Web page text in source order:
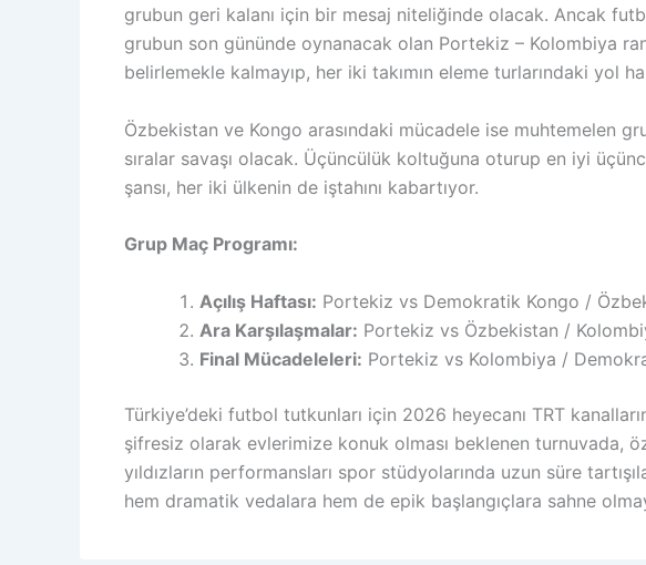
grubun geri kalanı için bir mesaj niteliğinde olacak. Ancak
grubun son gününde oynanacak olan Portekiz – Kolombiya
belirlemekle kalmayıp, her iki takımın eleme turlarındaki yol
Özbekistan ve Kongo arasındaki mücadele ise muhtemelen
sıralar savaşı olacak. Üçüncülük koltuğuna oturup en iyi
şansı, her iki ülkenin de iştahını kabartıyor.
Grup Maç Programı:
Açılış Haftası: Portekiz vs Demokratik Kongo /
Ara Karşılaşmalar: Portekiz vs Özbekistan /
Final Mücadeleleri: Portekiz vs Kolombiya /
Türkiye’deki futbol tutkunları için 2026 heyecanı TRT
şifresiz olarak evlerimize konuk olması beklenen turnuvada,
yıldızların performansları spor stüdyolarında uzun süre
hem dramatik vedalara hem de epik başlangıçlara sahne